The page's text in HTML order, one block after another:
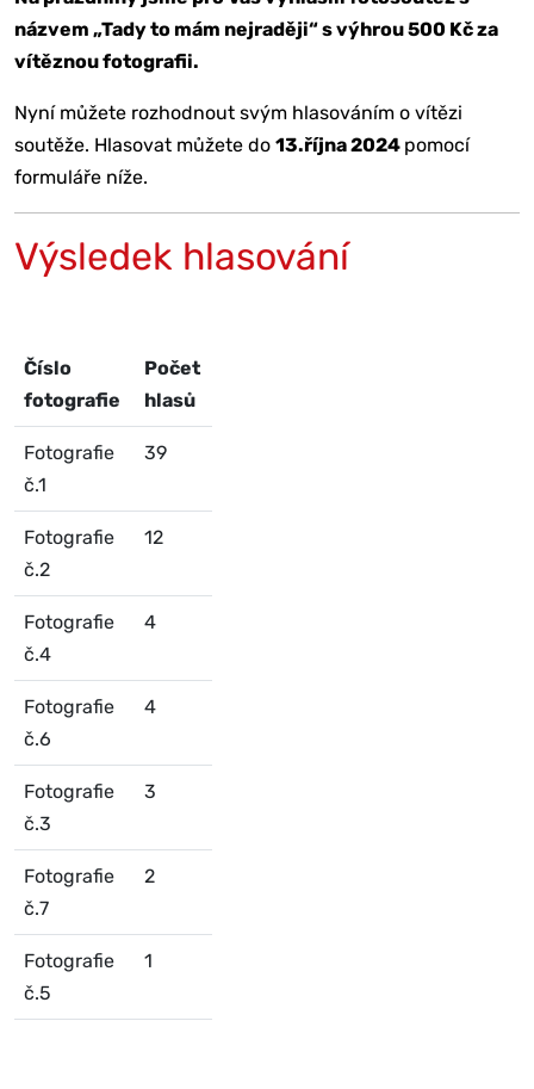
názvem „Tady to mám nejraději“ s výhrou 500 Kč za
vítěznou fotografii.
Nyní můžete rozhodnout svým hlasováním o vítězi
soutěže. Hlasovat můžete do 13.října 2024 pomocí
formuláře níže.
Výsledek hlasování
Číslo
fotografie
Počet
hlasů
Fotografie
č.1
39
Fotografie
č.2
12
Fotografie
č.4
4
Fotografie
č.6
4
Fotografie
č.3
3
Fotografie
č.7
2
Fotografie
č.5
1